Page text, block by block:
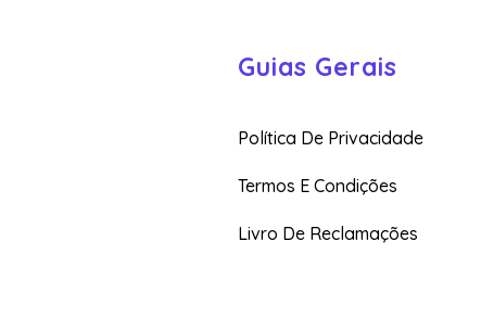
Guias Gerais
Política De Privacidade
Termos E Condições
Livro De Reclamações